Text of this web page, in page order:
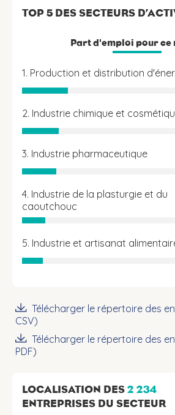
TOP 5 DES SECTEURS
Part d'emploi pour ce
1. Production et distribution
2. Industrie chimique et
3. Industrie pharmaceutique
4. Industrie de la plasturgie et du
caoutchouc
5. Industrie et artisanat
Télécharger le répertoire des
CSV)
Télécharger le répertoire des
PDF)
LOCALISATION DES2 234
ENTREPRISES DU SECTEUR